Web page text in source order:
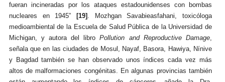
fueran incineradas por los ataques estadounidenses con bombas
nucleares en 1945”
[19]
. Mozhgan Savabieasfahani, toxicóloga
medioambiental de la Escuela de Salud Pública de la Universidad de
Michigan, y autora del libroPollution and Reproductive Damage,
señala que en las ciudades de Mosul, Nayaf, Basora, Hawiya, Nínive
y Bagdad también se han observado unos índices cada vez más
altos de malformaciones congénitas. En algunas provincias también